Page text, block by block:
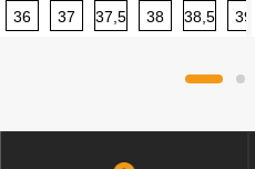
36 37 37,5 38 38,5 39